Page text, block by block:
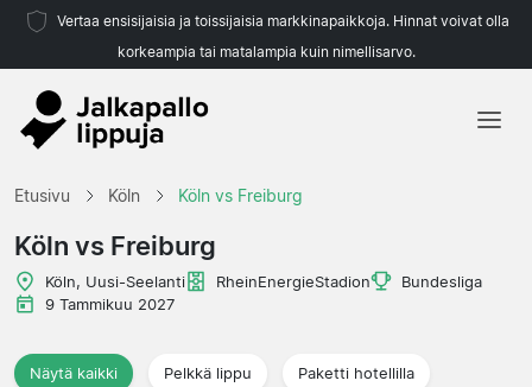
Vertaa ensisijaisia ja toissijaisia markkinapaikkoja. Hinnat voivat olla
korkeampia tai matalampia kuin nimellisarvo.
Etusivu Köln Köln vs Freiburg
Köln vs Freiburg
Köln, Uusi-Seelanti RheinEnergieStadion
Bundesliga
9 Tammikuu 2027
Näytä kaikki Pelkkä lippu Paketti hotellilla